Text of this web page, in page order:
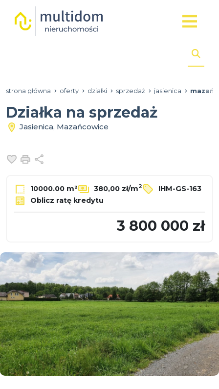
strona główna oferty działki sprzedaż jasienica
Działka na sprzedaż
Jasienica, Mazańcowice
Dodaj do ulubionych
Drukuj
10000.00 m² 380,00 zł/m2
IHM-GS-163
Oblicz ratę kredytu
3 800 000 zł